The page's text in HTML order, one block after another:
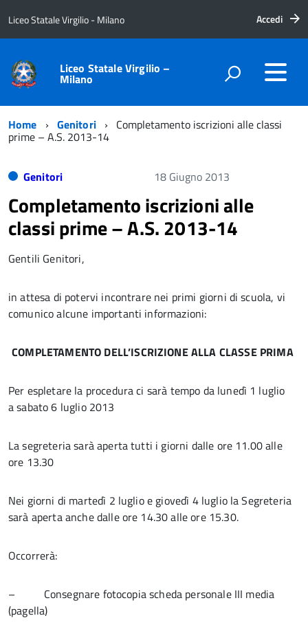
Liceo Statale Virgilio - Milano Accedi
Liceo Statale Virgilio –
Milano
Home Genitori Completamento iscrizioni alle classi
prime – A.S. 2013-14
Genitori 18 Giugno 2013
Completamento iscrizioni alle
classi prime – A.S. 2013-14
Gentili Genitori,
in attesa di potervi incontrare nei primi giorni di scuola, vi
comunico alcune importanti informazioni:
COMPLETAMENTO DELL’ISCRIZIONE ALLA CLASSE PRIMA
Per espletare la procedura ci sarà tempo da lunedì 1 luglio
a sabato 6 luglio 2013
La segreteria sarà aperta tutti i giorni dalle ore 11.00 alle
ore 13.30
Nei giorni di martedì 2 luglio e giovedì 4 luglio la Segreteria
sarà aperta anche dalle ore 14.30 alle ore 15.30.
Occorrerà:
– Consegnare fotocopia scheda personale III media
(pagella)